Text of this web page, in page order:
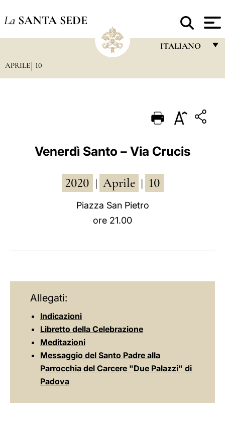
La SANTA SEDE
ITALIANO
PORTUGUÊS
ESPAÑOL
POLSKI
APRILE 10
Venerdì Santo – Via Crucis
2020 Aprile 10
Piazza San Pietro
ore 21.00
Allegati:
Indicazioni
Libretto della Celebrazione
Meditazioni
Messaggio del Santo Padre alla
Parrocchia del Carcere "Due Palazzi" di
Padova